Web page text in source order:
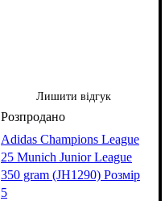
Лишити відгук
Adidas Champions League
25 Munich Junior League
350 gram (JH1290) Розмір
5